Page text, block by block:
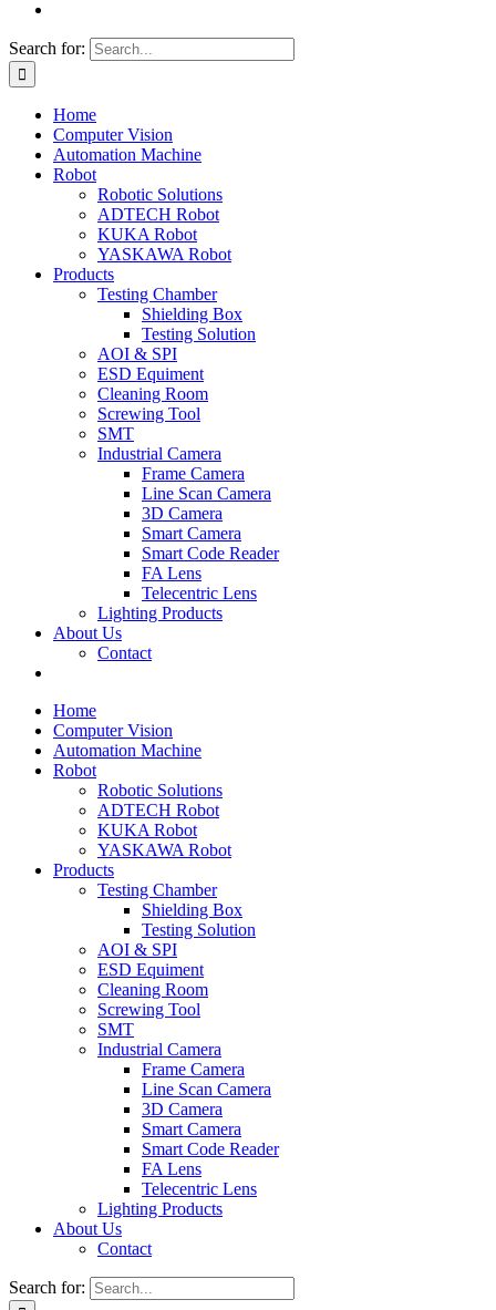
Search for:
Home
Computer Vision
Automation Machine
Robot
Robotic Solutions
ADTECH Robot
KUKA Robot
YASKAWA Robot
Products
Testing Chamber
Shielding Box
Testing Solution
AOI & SPI
ESD Equiment
Cleaning Room
Screwing Tool
SMT
Industrial Camera
Frame Camera
Line Scan Camera
3D Camera
Smart Camera
Smart Code Reader
FA Lens
Telecentric Lens
Lighting Products
About Us
Contact
Home
Computer Vision
Automation Machine
Robot
Robotic Solutions
ADTECH Robot
KUKA Robot
YASKAWA Robot
Products
Testing Chamber
Shielding Box
Testing Solution
AOI & SPI
ESD Equiment
Cleaning Room
Screwing Tool
SMT
Industrial Camera
Frame Camera
Line Scan Camera
3D Camera
Smart Camera
Smart Code Reader
FA Lens
Telecentric Lens
Lighting Products
About Us
Contact
Search for: